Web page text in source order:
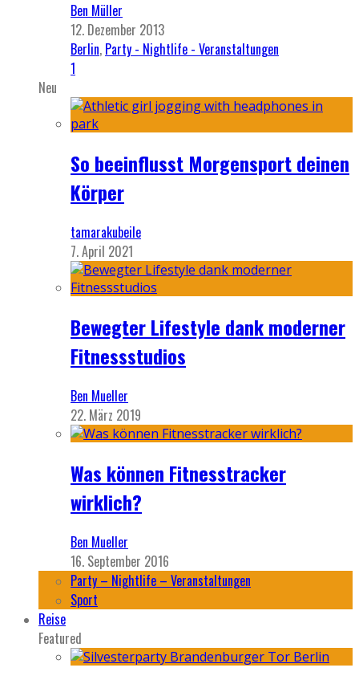
Ben Müller
12. Dezember 2013
Berlin, Party - Nightlife - Veranstaltungen
1
Neu
So beeinflusst Morgensport deinen
Körper
tamarakubeile
7. April 2021
Bewegter Lifestyle dank moderner
Fitnessstudios
Ben Mueller
22. März 2019
Was können Fitnesstracker
wirklich?
Ben Mueller
16. September 2016
Party – Nightlife – Veranstaltungen
Sport
Reise
Featured